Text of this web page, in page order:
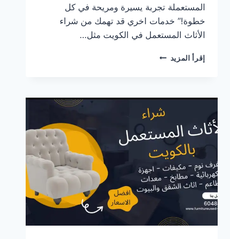
المستعملة تجربة يسيرة ومريحة في كل
خطوة!” خدمات اخري قد تهمك من شراء
الأثاث المستعمل في الكويت مثل…
إقرأ المزيد استمتع
مع
خدماتنا
المتكاملة:
بيع،
وشراء،
ونقل
الأغراض
المستعملة
في